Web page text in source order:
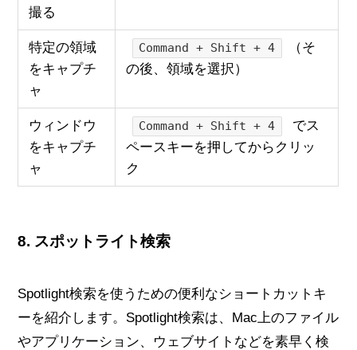
撮る
特定の領域
をキャプチ
ャ
Command + Shift + 4
（そ
の後、領域を選択）
ウィンドウ
をキャプチ
ャ
Command + Shift + 4
でス
ペースキーを押してからクリッ
ク
8. スポットライト検索
Spotlight検索を使うための便利なショートカットキ
ーを紹介します。Spotlight検索は、Mac上のファイル
やアプリケーション、ウェブサイトなどを素早く検